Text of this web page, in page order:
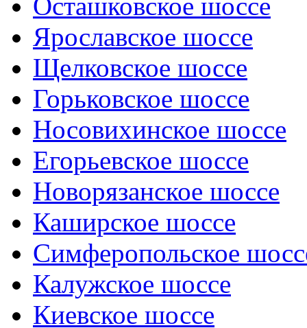
Осташковское шоссе
Ярославское шоссе
Щелковское шоссе
Горьковское шоссе
Носовихинское шоссе
Егорьевское шоссе
Новорязанское шоссе
Каширское шоссе
Симферопольское
Калужское шоссе
Киевское шоссе